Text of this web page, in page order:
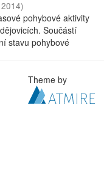
2014)
pohybové aktivity
Součástí
stavu pohybové
Theme by